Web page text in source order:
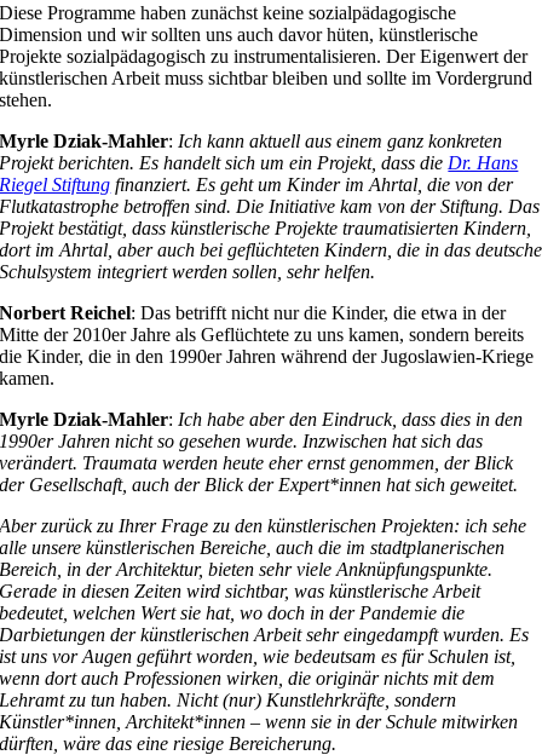
Diese Programme haben zunächst keine sozialpädagogische
Dimension und wir sollten uns auch davor hüten, künstlerische
Projekte sozialpädagogisch zu instrumentalisieren. Der Eigenwert der
künstlerischen Arbeit muss sichtbar bleiben und sollte im Vordergrund
stehen.
Myrle Dziak-Mahler: Ich kann aktuell aus einem ganz konkreten
Projekt berichten. Es handelt sich um ein Projekt, dass die Dr. Hans
Riegel Stiftung finanziert. Es geht um Kinder im Ahrtal, die von der
Flutkatastrophe betroffen sind. Die Initiative kam von der Stiftung. Das
Projekt bestätigt, dass künstlerische Projekte traumatisierten Kindern,
dort im Ahrtal, aber auch bei geflüchteten Kindern, die in das deutsche
Schulsystem integriert werden sollen, sehr helfen.
Norbert Reichel: Das betrifft nicht nur die Kinder, die etwa in der
Mitte der 2010er Jahre als Geflüchtete zu uns kamen, sondern bereits
die Kinder, die in den 1990er Jahren während der Jugoslawien-Kriege
kamen.
Myrle Dziak-Mahler: Ich habe aber den Eindruck, dass dies in den
1990er Jahren nicht so gesehen wurde. Inzwischen hat sich das
verändert. Traumata werden heute eher ernst genommen, der Blick
der Gesellschaft, auch der Blick der Expert*innen hat sich geweitet.
Aber zurück zu Ihrer Frage zu den künstlerischen Projekten: ich sehe
alle unsere künstlerischen Bereiche, auch die im stadtplanerischen
Bereich, in der Architektur, bieten sehr viele Anknüpfungspunkte.
Gerade in diesen Zeiten wird sichtbar, was künstlerische Arbeit
bedeutet, welchen Wert sie hat, wo doch in der Pandemie die
Darbietungen der künstlerischen Arbeit sehr eingedampft wurden. Es
ist uns vor Augen geführt worden, wie bedeutsam es für Schulen ist,
wenn dort auch Professionen wirken, die originär nichts mit dem
Lehramt zu tun haben. Nicht (nur) Kunstlehrkräfte, sondern
Künstler*innen, Architekt*innen – wenn sie in der Schule mitwirken
dürften, wäre das eine riesige Bereicherung.